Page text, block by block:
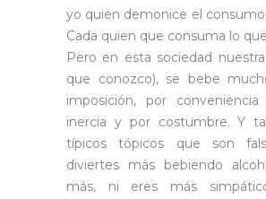
yo quien demonice el consumo
Cada quien que consuma lo
Pero en esta sociedad
que conozco), se bebe
imposición, por conveniencia
inercia y por costumbre. Y
típicos tópicos que son
diviertes más bebiendo
más, ni eres más